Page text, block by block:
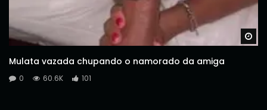
Mulata vazada chupando o namorado da amiga
0 60.6K 101